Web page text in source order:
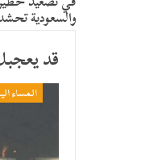
والسعودية
قد
المساء